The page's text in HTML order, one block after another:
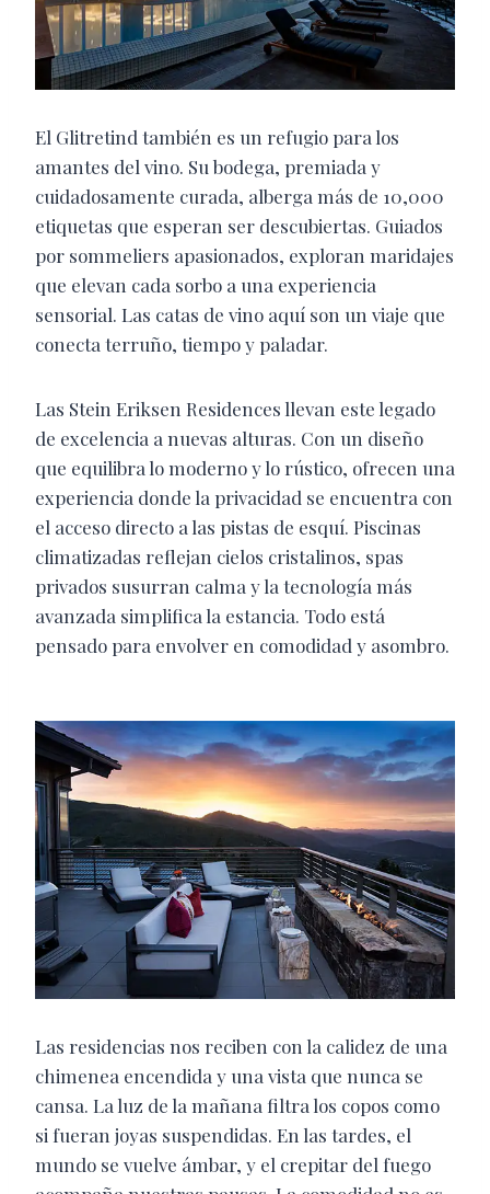
El Glitretind también es un refugio para los
amantes del vino. Su bodega, premiada y
cuidadosamente curada, alberga más de 10,000
etiquetas que esperan ser descubiertas. Guiados
por sommeliers apasionados, exploran maridajes
que elevan cada sorbo a una experiencia
sensorial. Las catas de vino aquí son un viaje que
conecta terruño, tiempo y paladar.
Las Stein Eriksen Residences llevan este legado
de excelencia a nuevas alturas. Con un diseño
que equilibra lo moderno y lo rústico, ofrecen una
experiencia donde la privacidad se encuentra con
el acceso directo a las pistas de esquí. Piscinas
climatizadas reflejan cielos cristalinos, spas
privados susurran calma y la tecnología más
avanzada simplifica la estancia. Todo está
pensado para envolver en comodidad y asombro.
Las residencias nos reciben con la calidez de una
chimenea encendida y una vista que nunca se
cansa. La luz de la mañana filtra los copos como
si fueran joyas suspendidas. En las tardes, el
mundo se vuelve ámbar, y el crepitar del fuego